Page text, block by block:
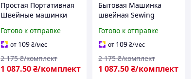
Простая Портативная
Швейные машинки
Швейная машинка
12в1 для шитья мини
Домашняя
портативная швацкая
машинка
Готово к отправке
от 109₴/мес
1 087.50₴/комплект
2 175 ₴/комплект
Бытовая Машинка
швейная Sewing
начинающих
Многофункциональная
Швейная машина для
дома Машина для
шитья
Готово к отправке
от 109₴/мес
1 087.50₴/комплект
2 175 ₴/комплект